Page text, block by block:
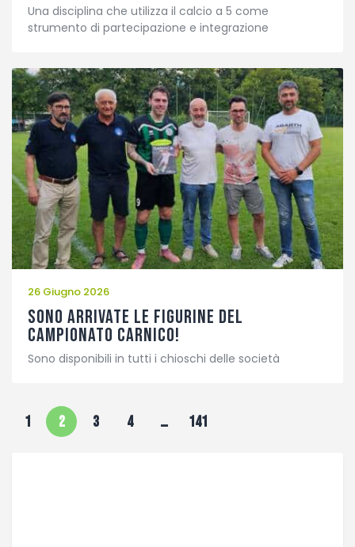
Una disciplina che utilizza il calcio a 5 come
strumento di partecipazione e integrazione
26 Giugno 2026
Sono arrivate le figurine del
Campionato Carnico!
Sono disponibili in tutti i chioschi delle società
1 2 3 4 … 141